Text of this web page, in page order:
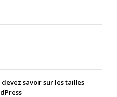
devez savoir sur les tailles